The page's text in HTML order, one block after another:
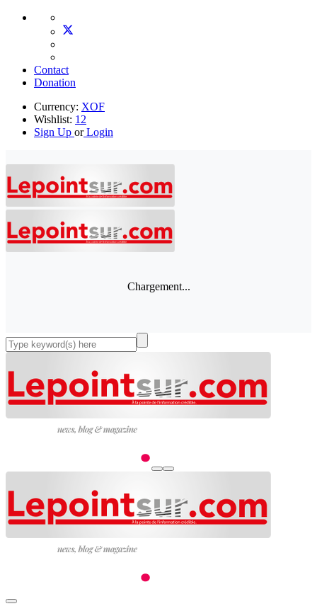
Contact
Donation
Currency: XOF
Wishlist: 12
Sign Up orLogin
Chargement...